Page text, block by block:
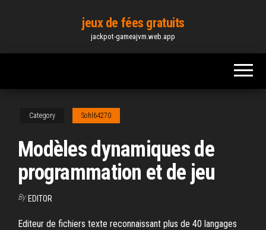
content
jeux de fées gratuits
jackpot-gameajvm.web.app
Category Sohl64270
Modèles dynamiques de
programmation et de jeu
By EDITOR
Editeur de fichiers texte reconnaissant plus de 40 langages